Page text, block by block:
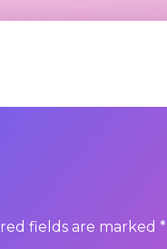
fields are marked *